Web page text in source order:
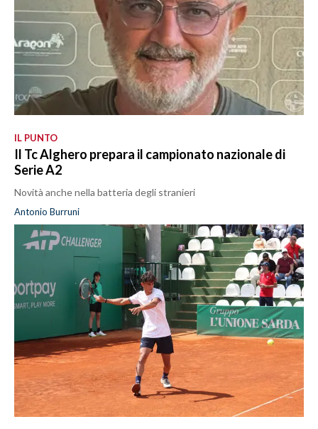
IL PUNTO
Il Tc Alghero prepara il campionato nazionale di
Serie A2
Novità anche nella batteria degli stranieri
Antonio Burruni